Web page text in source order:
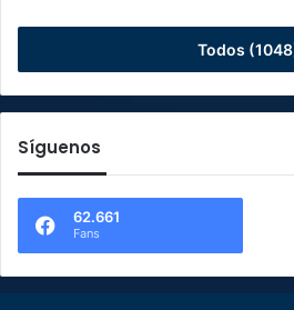
Todos
Síguenos
62.661
Fans